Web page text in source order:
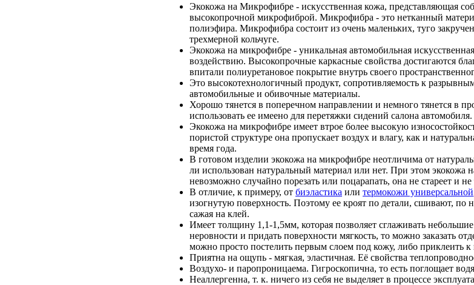
Экокожа на Микрофибре - искусственная кожа, представляющая
высокопрочной микрофиброй. Микрофибра - это нетканный
полиэфира. Микрофибра состоит из очень маленьких, туго
трехмерной кольчуге.
Экокожа на микрофибре - уникальная автомобильная
воздействию. Высокопрочные каркасные свойства достигаются
впитали полиуретановое покрытие внутрь своего
Это высокотехнологичный продукт, сопротивляемость к
автомобильные и обивочные материалы.
Хорошо тянется в поперечном направлении и немного тянется в
использовать ее имеено для перетяжки сидений салона автомобиля.
Экокожа на микрофибре имеет втрое более высокую
пористой структуре она пропускает воздух и влагу, как и
время года.
В готовом изделии экокожа на микрофибре неотличима от
ли использован натуральный материал или нет. При этом экокожа
невозможно случайно порезать или поцарапать, она не стареет и
В отличие, к примеру, от биэластика или термокожи универсальной
изогнутую поверхность. Поэтому ее кроят по детали, сшивают, по
сажая на клей.
Имеет толщину 1,1-1,5мм, которая позволяет сглаживать
неровности и придать поверхности мягкость, то можно заказать
можно просто постелить первым слоем под кожу, либо приклеить
Приятна на ощупь - мягкая, эластичная. Её свойства
Воздухо- и паропроницаема. Гигроскопична, то есть поглощает
Неаллергенна, т. к. ничего из себя не выделяет в процессе